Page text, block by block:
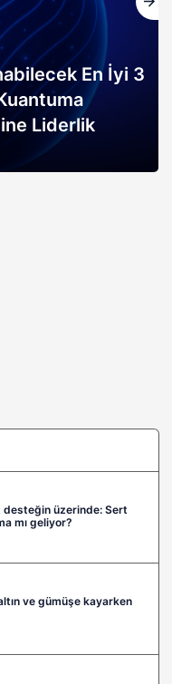
En İyi 3
Liderlik
desteğin üzerinde: Sert
mı geliyor?
ve gümüşe kayarken